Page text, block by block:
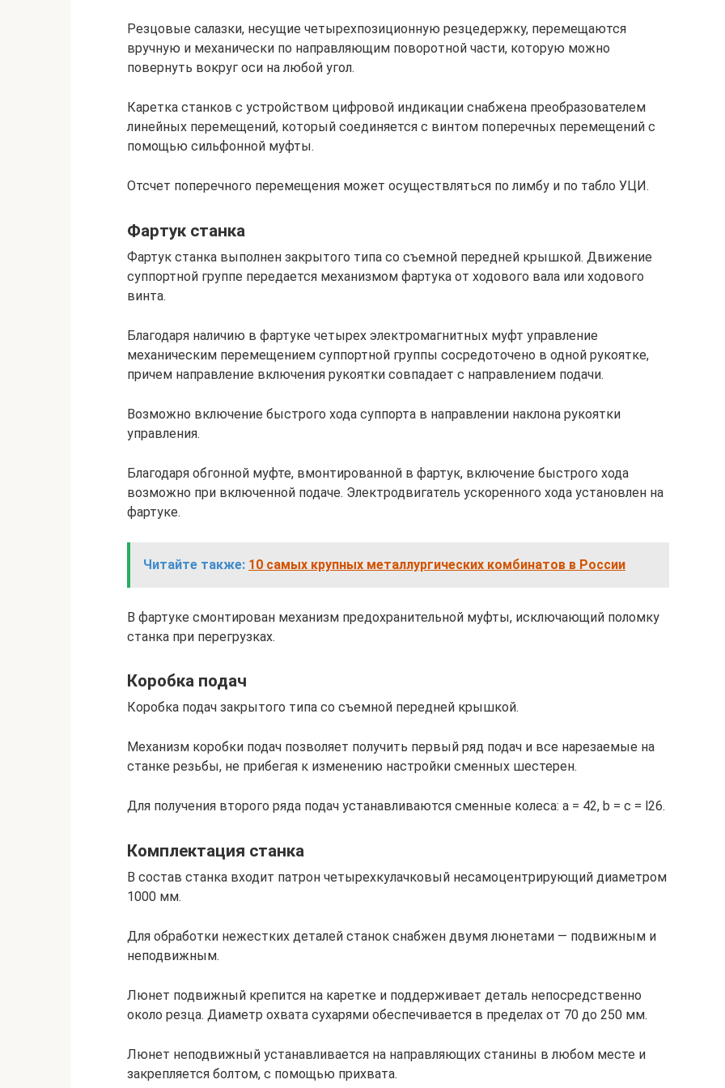
Резцовые салазки, несущие четырехпозиционную резцедержку, перемещаются
вручную и механически по направляющим поворотной части, которую можно
повернуть вокруг оси на любой угол.
Каретка станков с устройством цифровой индикации снабжена преобразователем
линейных перемещений, который соединяется с винтом поперечных перемещений с
помощью сильфонной муфты.
Отсчет поперечного перемещения может осуществляться по лимбу и по табло УЦИ.
Фартук станка
Фартук станка выполнен закрытого типа со съемной передней крышкой. Движение
суппортной группе передается механизмом фартука от ходового вала или ходового
винта.
Благодаря наличию в фартуке четырех электромагнитных муфт управление
механическим перемещением суппортной группы сосредоточено в одной рукоятке,
причем направление включения рукоятки совпадает с направлением подачи.
Возможно включение быстрого хода суппорта в направлении наклона рукоятки
управления.
Благодаря обгонной муфте, вмонтированной в фартук, включение быстрого хода
возможно при включенной подаче. Электродвигатель ускоренного хода установлен на
фартуке.
Читайте также: 10 самых крупных металлургических комбинатов в России
В фартуке смонтирован механизм предохранительной муфты, исключающий поломку
станка при перегрузках.
Коробка подач
Коробка подач закрытого типа со съемной передней крышкой.
Механизм коробки подач позволяет получить первый ряд подач и все нарезаемые на
станке резьбы, не прибегая к изменению настройки сменных шестерен.
Для получения второго ряда подач устанавливаются сменные колеса: а = 42, b = c = l26.
Комплектация станка
В состав станка входит патрон четырехкулачковый несамоцентрирующий диаметром
1000 мм.
Для обработки нежестких деталей станок снабжен двумя люнетами — подвижным и
неподвижным.
Люнет подвижный крепится на каретке и поддерживает деталь непосредственно
около резца. Диаметр охвата сухарями обеспечивается в пределах от 70 до 250 мм.
Люнет неподвижный устанавливается на направляющих станины в любом месте и
закрепляется болтом, с помощью прихвата.